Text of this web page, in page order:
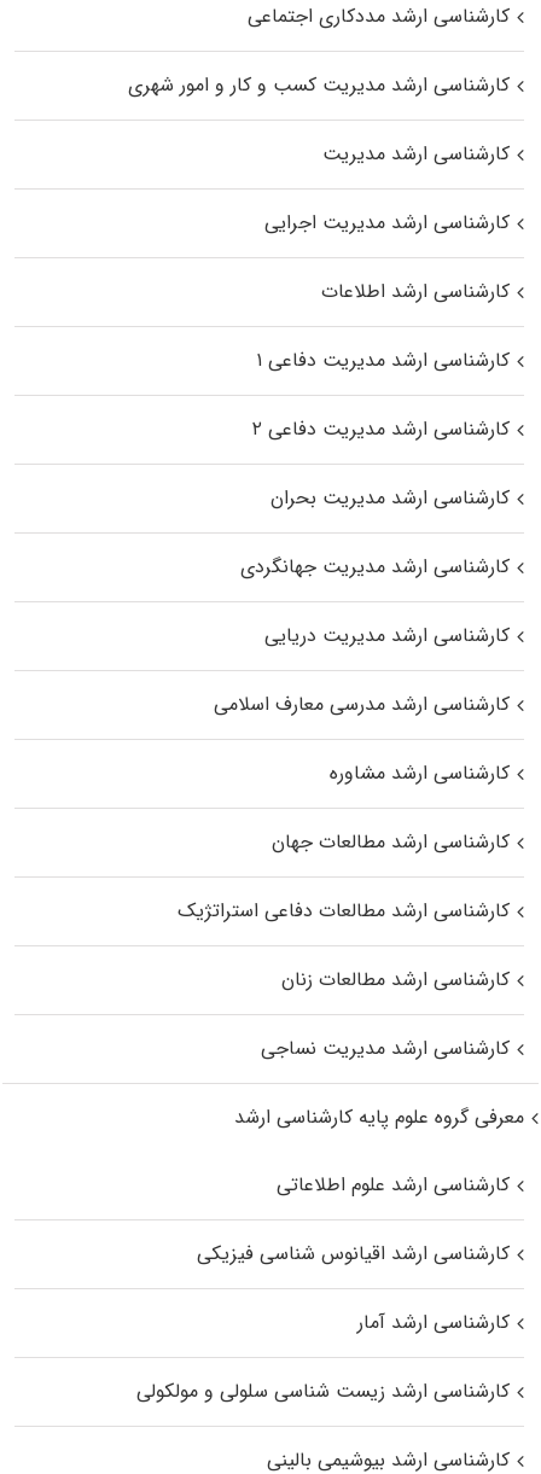
کارشناسی ارشد مددکاری اجتماعی
کارشناسی ارشد مدیریت کسب و کار و امور شهری
کارشناسی ارشد مدیریت
کارشناسی ارشد مدیریت اجرایی
کارشناسی ارشد اطلاعات
کارشناسی ارشد مدیریت دفاعی ۱
کارشناسی ارشد مدیریت دفاعی ۲
کارشناسی ارشد مدیریت بحران
کارشناسی ارشد مدیریت جهانگردی
کارشناسی ارشد مدیریت دریایی
کارشناسی ارشد مدرسی معارف اسلامی
کارشناسی ارشد مشاوره
کارشناسی ارشد مطالعات جهان
کارشناسی ارشد مطالعات دفاعی استراتژیک
کارشناسی ارشد مطالعات زنان
کارشناسی ارشد مدیریت نساجی
معرفی گروه علوم پایه کارشناسی ارشد
کارشناسی ارشد علوم اطلاعاتی
کارشناسی ارشد اقیانوس‌ شناسی فیزیکی
کارشناسی ارشد آمار
کارشناسی ارشد زیست شناسی سلولی و مولکولی
کارشناسی ارشد بیوشیمی بالینی